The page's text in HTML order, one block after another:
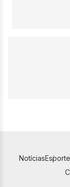
Notícias